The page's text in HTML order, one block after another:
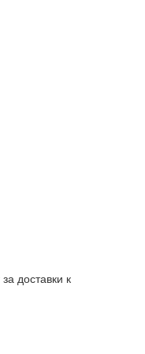
доставки к